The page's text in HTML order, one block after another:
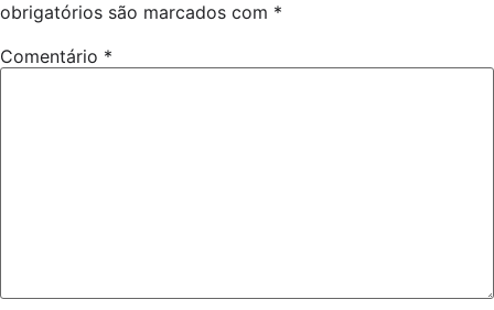
obrigatórios são marcados com *
Comentário *